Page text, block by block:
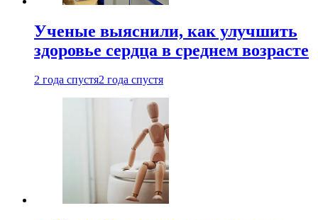
Ученые выяснили, как улучшить
здоровье сердца в среднем возрасте
2 года спустя2 года спустя